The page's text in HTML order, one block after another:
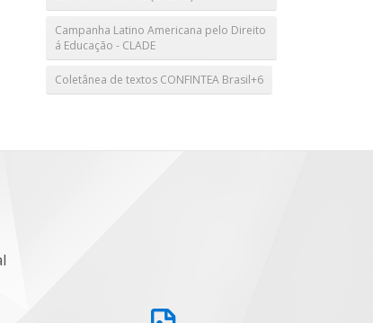
Campanha Latino Americana pelo Direito
á Educação - CLADE
Coletânea de textos CONFINTEA Brasil+6